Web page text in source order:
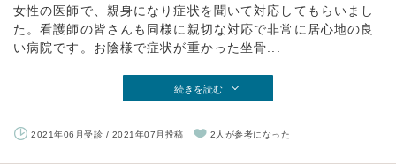
女性の医師で、親身になり症状を聞いて対応してもらいまし
た。看護師の皆さんも同様に親切な対応で非常に居心地の良
い病院です。お陰様で症状が重かった坐骨...
続きを読む
2021年06月受診 / 2021年07月投稿 2人が参考になった